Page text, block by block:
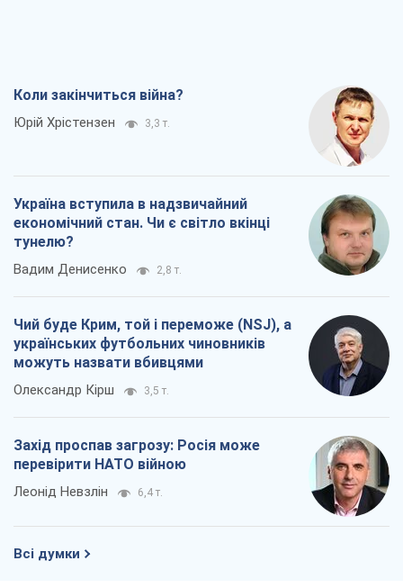
Коли закінчиться війна?
Юрій Хрістензен 3,3 т.
Україна вступила в надзвичайний
економічний стан. Чи є світло вкінці
тунелю?
Вадим Денисенко 2,8 т.
Чий буде Крим, той і переможе (NSJ), а
українських футбольних чиновників
можуть назвати вбивцями
Олександр Кірш 3,5 т.
Захід проспав загрозу: Росія може
перевірити НАТО війною
Леонід Невзлін 6,4 т.
Всі думки